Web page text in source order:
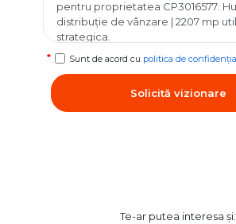
Sunt de acord cu politica de
Solicită vizionare
Te-ar putea interesa și: